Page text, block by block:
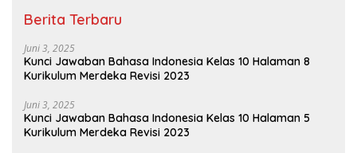
Berita Terbaru
Juni 3, 2025
Kunci Jawaban Bahasa Indonesia Kelas 10 Halaman 8
Kurikulum Merdeka Revisi 2023
Juni 3, 2025
Kunci Jawaban Bahasa Indonesia Kelas 10 Halaman 5
Kurikulum Merdeka Revisi 2023